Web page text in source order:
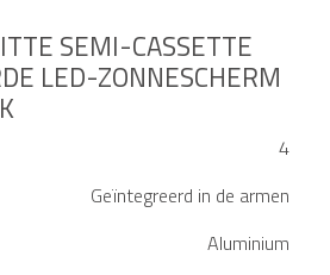
SEMI-CASSETTE
LED-ZONNESCHERM
4
Geïntegreerd in de armen
Aluminium